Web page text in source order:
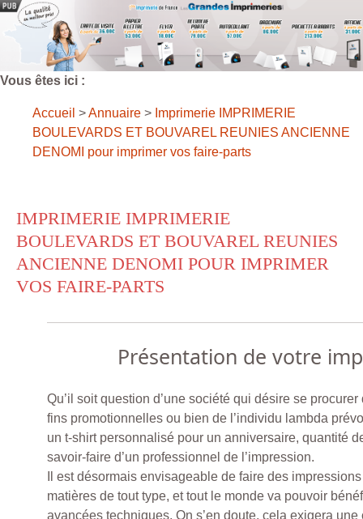
Vous êtes ici :
Accueil >Annuaire > Imprimerie IMPRIMERIE
BOULEVARDS ET BOUVAREL REUNIES ANCIENNE
DENOMI pour imprimer vos faire-parts
IMPRIMERIE IMPRIMERIE
BOULEVARDS ET BOUVAREL REUNIES
ANCIENNE DENOMI POUR IMPRIMER
VOS FAIRE-PARTS
Présentation de votre
Qu’il soit question d’une société qui désire se
fins promotionnelles ou bien de l’individu lambda
un t-shirt personnalisé pour un anniversaire, quantité
savoir-faire d’un professionnel de l’impression.
Il est désormais envisageable de faire des
matières de tout type, et tout le monde va pouvoir
avancées techniques. On s’en doute, cela exigera